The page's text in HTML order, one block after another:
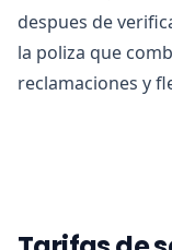
despues de
la poliza que
reclamaciones y